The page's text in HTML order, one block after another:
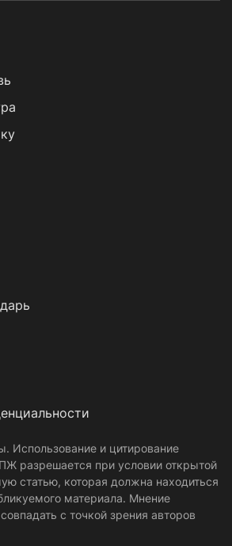
Использование и цитирование
разрешается при условии открытой
статью, которая должна находиться
материала. Мнение
с точкой зрения авторов